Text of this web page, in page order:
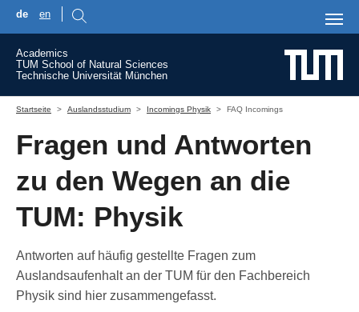
de en
Academics
TUM School of Natural Sciences
Technische Universität München
Startseite
Auslandsstudium Incomings Physik FAQ Incomings
Fragen und Antworten
zu den Wegen an die
TUM: Physik
Antworten auf häufig gestellte Fragen zum
Auslandsaufenhalt an der TUM für den Fachbereich
Physik sind hier zusammengefasst.